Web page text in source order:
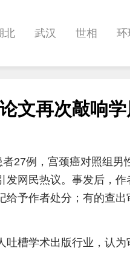
北 武汉 世相 环
作文 International
文再次敲响
27例，宫颈癌对照组
网民热议。事发后，作
予作者处分；有的查
槽学术出版行业，认为